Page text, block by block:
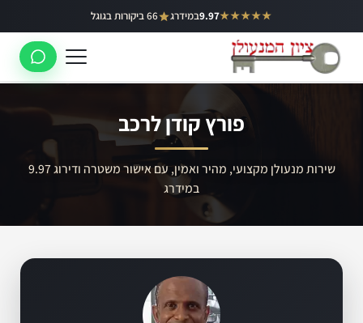
לתוכן
★★★★★
9.97במידרג 66 ביקורות בגוגל באר יעקב
ראשון לציון
רמלה
פורץ קודן לרכב
שירות מנעולן מקצועי, מהיר ואמין, עם אישור משטרה ודירוג 9.97
במידרג